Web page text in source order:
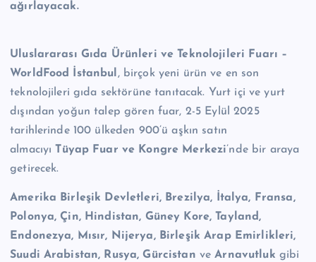
ağırlayacak.
Uluslararası Gıda Ürünleri ve Teknolojileri Fuarı –
WorldFood İstanbul, birçok yeni ürün ve en son
teknolojileri gıda sektörüne tanıtacak. Yurt içi ve yurt
dışından yoğun talep gören fuar, 2-5 Eylül 2025
tarihlerinde 100 ülkeden 900’ü aşkın satın
almacıyı Tüyap Fuar ve Kongre Merkezi’nde bir araya
getirecek.
Amerika Birleşik Devletleri, Brezilya, İtalya, Fransa,
Polonya, Çin, Hindistan, Güney Kore, Tayland,
Endonezya, Mısır, Nijerya, Birleşik Arap Emirlikleri,
Suudi Arabistan, Rusya, Gürcistan veArnavutluk gibi